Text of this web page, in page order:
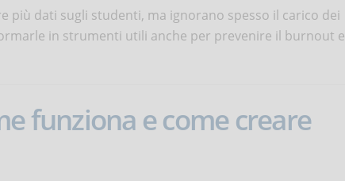
più dati sugli studenti, ma ignorano spesso il carico dei
in strumenti utili anche per prevenire il burnout e
funziona e come creare